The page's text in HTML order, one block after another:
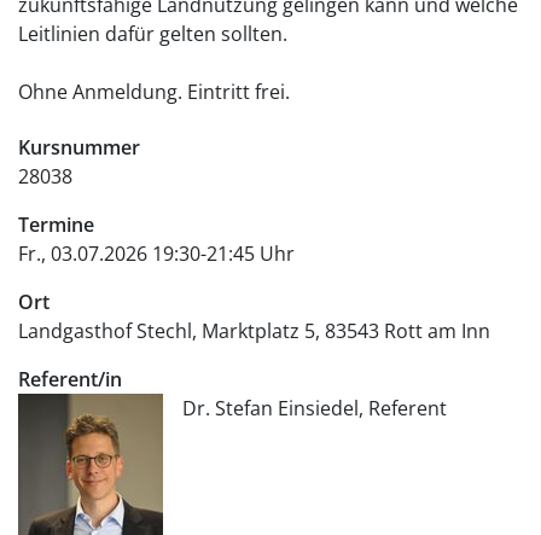
Leitlinien dafür gelten sollten.
Ohne Anmeldung. Eintritt frei.
Kursnummer
28038
Termine
Fr., 03.07.2026 19:30-21:45 Uhr
Ort
Landgasthof Stechl Marktplatz 5 83543 Rott am Inn
Referent/in
Dr. Stefan Einsiedel, Referent